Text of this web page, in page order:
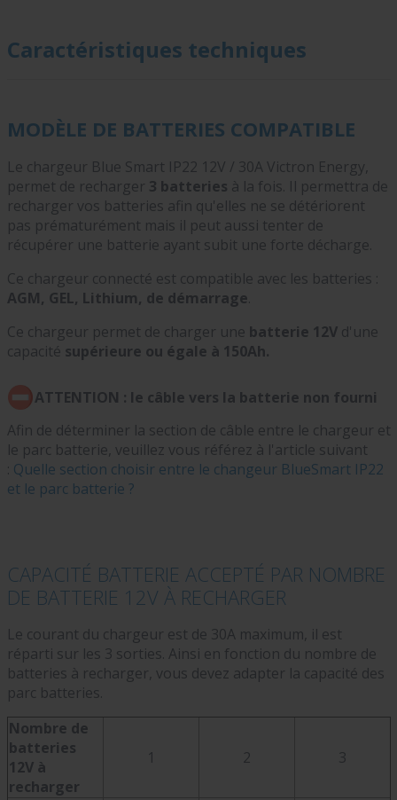
Caractéristiques techniques
MODÈLE DE BATTERIES COMPATIBLE
Le chargeur Blue Smart IP22 12V / 30A Victron Energy,
permet de recharger 3 batteries à la fois. Il permettra de
recharger vos batteries afin qu'elles ne se détériorent
pas prématurément mais il peut aussi tenter de
récupérer une batterie ayant subit une forte décharge.
Ce chargeur connecté est compatible avec les batteries :
AGM, GEL, Lithium, de démarrage.
Ce chargeur permet de charger une batterie 12Vd'une
capacité supérieure ou égale à 150Ah.
ATTENTION : le câble vers la batterie non fourni
Afin de déterminer la section de câble entre le chargeur et
le parc batterie, veuillez vous référez à l'article suivant
: Quelle section choisir entre le changeur BlueSmart IP22
et le parc batterie ?
CAPACITÉ BATTERIE ACCEPTÉ PAR NOMBRE
DE BATTERIE 12V À RECHARGER
Le courant du chargeur est de 30A maximum, il est
réparti sur les 3 sorties. Ainsi en fonction du nombre de
batteries à recharger, vous devez adapter la capacité des
parc batteries.
Nombre de
batteries
12V à
recharger
1 2 3